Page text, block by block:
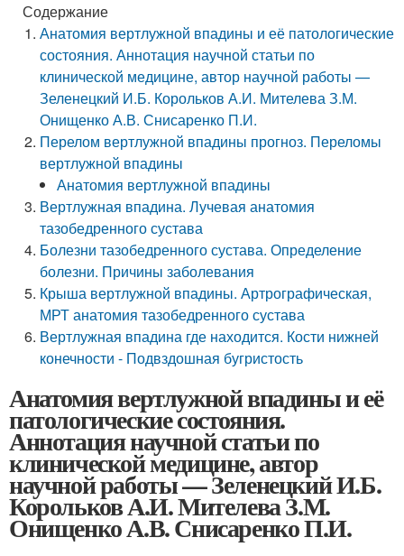
Содержание
Анатомия вертлужной впадины и её патологические
состояния. Аннотация научной статьи по
клинической медицине, автор научной работы —
Зеленецкий И.Б. Корольков А.И. Мителева З.М.
Онищенко А.В. Снисаренко П.И.
Перелом вертлужной впадины прогноз. Переломы
вертлужной впадины
Анатомия вертлужной впадины
Вертлужная впадина. Лучевая анатомия
тазобедренного сустава
Болезни тазобедренного сустава. Определение
болезни. Причины заболевания
Крыша вертлужной впадины. Артрографическая,
МРТ анатомия тазобедренного сустава
Вертлужная впадина где находится. Кости нижней
конечности - Подвздошная бугристость
Анатомия вертлужной впадины и её
патологические состояния.
Аннотация научной статьи по
клинической медицине, автор
научной работы — Зеленецкий И.Б.
Корольков А.И. Мителева З.М.
Онищенко А.В. Снисаренко П.И.